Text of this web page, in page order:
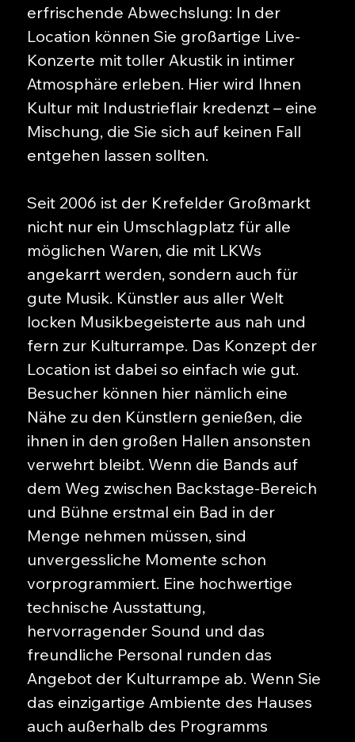
erfrischende Abwechslung: In der
Location können Sie großartige Live-
Konzerte mit toller Akustik in intimer
Atmosphäre erleben. Hier wird Ihnen
Kultur mit Industrieflair kredenzt – eine
Mischung, die Sie sich auf keinen Fall
entgehen lassen sollten.
Seit 2006 ist der Krefelder Großmarkt
nicht nur ein Umschlagplatz für alle
möglichen Waren, die mit LKWs
angekarrt werden, sondern auch für
gute Musik. Künstler aus aller Welt
locken Musikbegeisterte aus nah und
fern zur Kulturrampe. Das Konzept der
Location ist dabei so einfach wie gut.
Besucher können hier nämlich eine
Nähe zu den Künstlern genießen, die
ihnen in den großen Hallen ansonsten
verwehrt bleibt. Wenn die Bands auf
dem Weg zwischen Backstage-Bereich
und Bühne erstmal ein Bad in der
Menge nehmen müssen, sind
unvergessliche Momente schon
vorprogrammiert. Eine hochwertige
technische Ausstattung,
hervorragender Sound und das
freundliche Personal runden das
Angebot der Kulturrampe ab. Wenn Sie
das einzigartige Ambiente des Hauses
auch außerhalb des Programms